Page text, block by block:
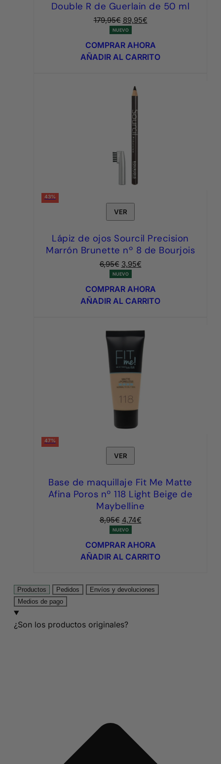
Double R de Guerlain de 50 ml
179,95€ El
precio
original
era:
179,95€.
89,95€El
actual
es:
89,95€.
NUEVO
COMPRAR AHORA
AÑADIR AL CARRITO
43%
VER
Lápiz de ojos Sourcil Precision
Marrón Brunette nº 8 de Bourjois
6,95€ El
precio
original
era:
6,95€.
3,95€El
actual
es:
3,95€.
NUEVO
COMPRAR AHORA
AÑADIR AL CARRITO
47%
VER
Base de maquillaje Fit Me Matte
Afina Poros nº 118 Light Beige de
Maybelline
8,95€ El
precio
original
era:
8,95€.
4,74€El
actual
es:
4,74€.
NUEVO
COMPRAR AHORA
AÑADIR AL CARRITO
Productos Pedidos
Envíos y devoluciones
Medios de pago
¿Son los productos originales?